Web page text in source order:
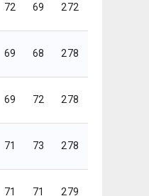
72 69 272
69 68 278
69 72 278
71 73 278
71 71 279